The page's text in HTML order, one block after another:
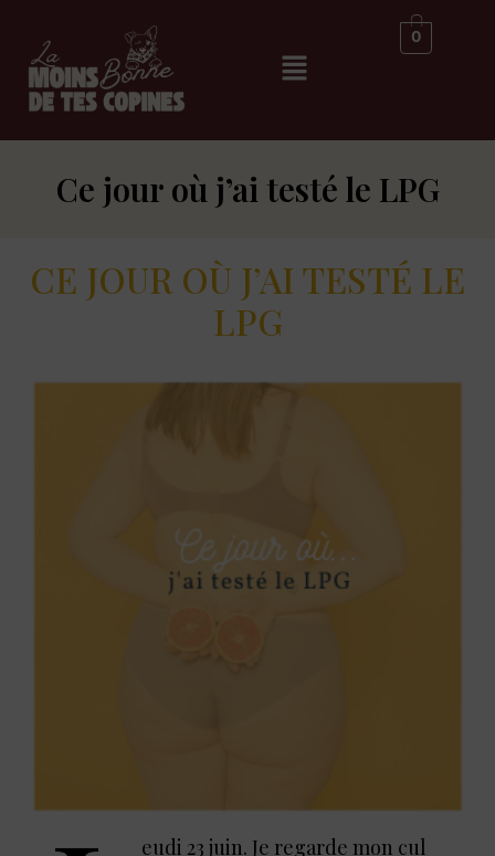
0
Ce jour où j’ai testé le LPG
CE JOUR OÙ J’AI TESTÉ LE
LPG
eudi 23 juin. Je regarde mon cul